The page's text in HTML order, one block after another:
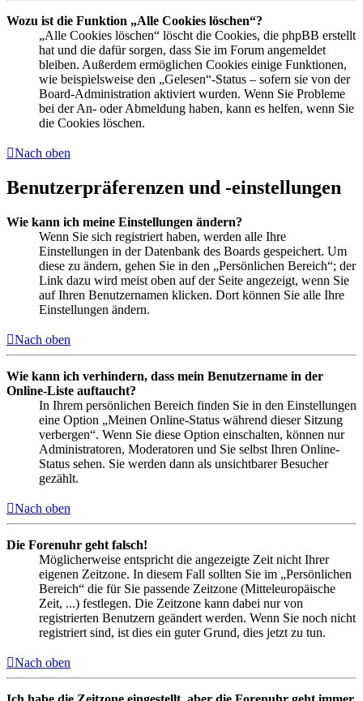
Wozu ist die Funktion „Alle Cookies löschen“?
„Alle Cookies löschen“ löscht die Cookies, die phpBB erstellt
hat und die dafür sorgen, dass Sie im Forum angemeldet
bleiben. Außerdem ermöglichen Cookies einige Funktionen,
wie beispielsweise den „Gelesen“-Status – sofern sie von der
Board-Administration aktiviert wurden. Wenn Sie Probleme
bei der An- oder Abmeldung haben, kann es helfen, wenn Sie
die Cookies löschen.
Nach oben
Benutzerpräferenzen und -einstellungen
Wie kann ich meine Einstellungen ändern?
Wenn Sie sich registriert haben, werden alle Ihre
Einstellungen in der Datenbank des Boards gespeichert. Um
diese zu ändern, gehen Sie in den „Persönlichen Bereich“; der
Link dazu wird meist oben auf der Seite angezeigt, wenn Sie
auf Ihren Benutzernamen klicken. Dort können Sie alle Ihre
Einstellungen ändern.
Nach oben
Wie kann ich verhindern, dass mein Benutzername in der
Online-Liste auftaucht?
In Ihrem persönlichen Bereich finden Sie in den Einstellungen
eine Option „Meinen Online-Status während dieser Sitzung
verbergen“. Wenn Sie diese Option einschalten, können nur
Administratoren, Moderatoren und Sie selbst Ihren Online-
Status sehen. Sie werden dann als unsichtbarer Besucher
gezählt.
Nach oben
Die Forenuhr geht falsch!
Möglicherweise entspricht die angezeigte Zeit nicht Ihrer
eigenen Zeitzone. In diesem Fall sollten Sie im „Persönlichen
Bereich“ die für Sie passende Zeitzone (Mitteleuropäische
Zeit, ...) festlegen. Die Zeitzone kann dabei nur von
registrierten Benutzern geändert werden. Wenn Sie noch nicht
registriert sind, ist dies ein guter Grund, dies jetzt zu tun.
Nach oben